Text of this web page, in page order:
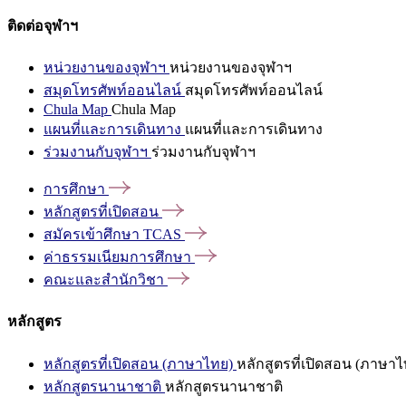
ติดต่อจุฬาฯ
หน่วยงานของจุฬาฯ หน่วยงานของจุฬาฯ
สมุดโทรศัพท์ออนไลน์ สมุดโทรศัพท์ออนไลน์
Chula Map Chula Map
แผนที่และการเดินทาง แผนที่และการเดินทาง
ร่วมงานกับจุฬาฯ ร่วมงานกับจุฬาฯ
การศึกษา
หลักสูตรที่เปิดสอน
สมัครเข้าศึกษา TCAS
ค่าธรรมเนียมการศึกษา
คณะและสำนักวิชา
หลักสูตร
หลักสูตรที่เปิดสอน (ภาษาไทย) หลักสูตรที่เปิดสอน (ภาษาไ
หลักสูตรนานาชาติ หลักสูตรนานาชาติ